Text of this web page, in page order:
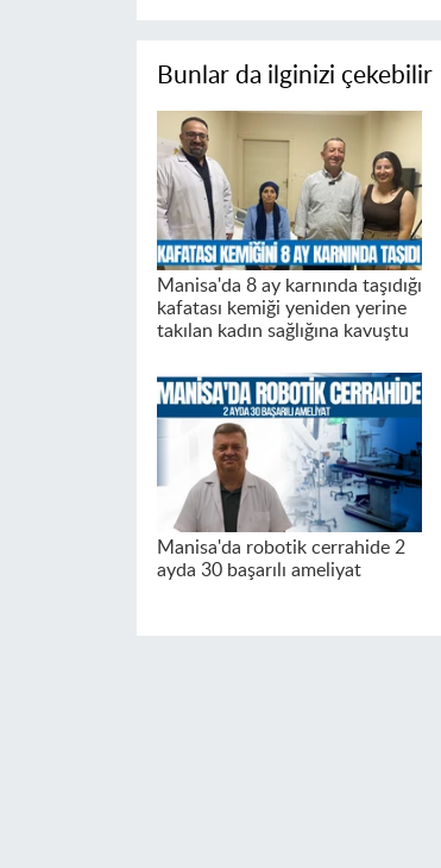
Bunlar da ilginizi çekebilir
Manisa'da 8 ay karnında taşıdığı
kafatası kemiği yeniden yerine
takılan kadın sağlığına kavuştu
Manisa'da robotik cerrahide 2
ayda 30 başarılı ameliyat